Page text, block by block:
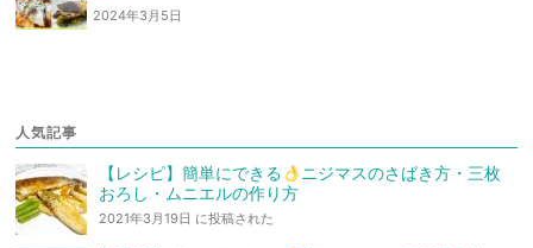
2024年3月5日
人気記事
【レシピ】簡単にできる
ニジマスのさばき方・三枚
おろし・ムニエルの作り方
2021年3月19日 に投稿された